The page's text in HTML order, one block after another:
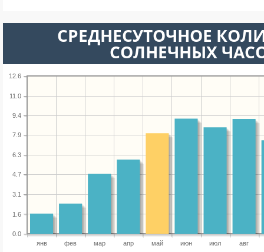
СРЕДНЕСУТОЧНОЕ
СОЛНЕЧНЫХ
янв фев мар апр май июн июл авг
0.0
1.6
3.1
4.7
6.3
7.9
9.4
11.0
12.6